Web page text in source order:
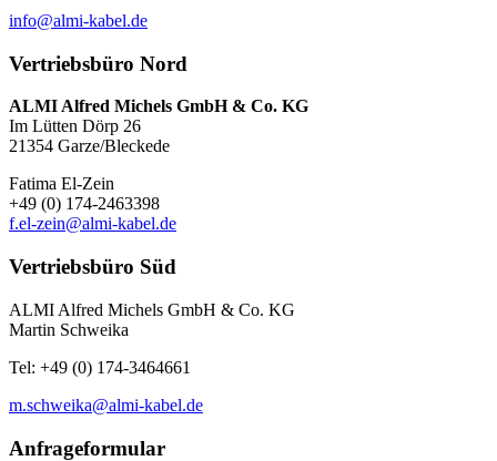
info@almi-kabel.de
Vertriebsbüro Nord
ALMI Alfred Michels GmbH & Co. KG
Im Lütten Dörp 26
21354 Garze/Bleckede
Fatima El-Zein
+49 (0) 174-2463398
f.el-zein@almi-kabel.de
Vertriebsbüro Süd
ALMI Alfred Michels GmbH & Co. KG
Martin Schweika
Tel: +49 (0) 174-3464661
m.schweika@almi-kabel.de
Anfrageformular